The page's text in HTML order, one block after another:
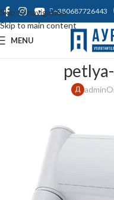
Skip to navigation
Skip to main content
+380687726443
MENU
admin